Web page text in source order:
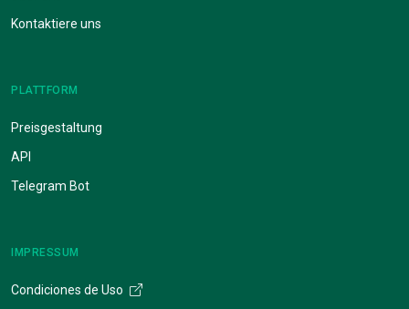
Kontaktiere uns
PLATTFORM
Preisgestaltung
API
Telegram Bot
IMPRESSUM
Condiciones de Uso